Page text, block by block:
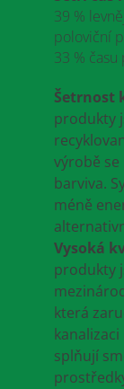
39 %
poloviční
33 %
Šetrnost
produkty
výrobě
barviva.
méně
Vysoká
produkty
která
splňují